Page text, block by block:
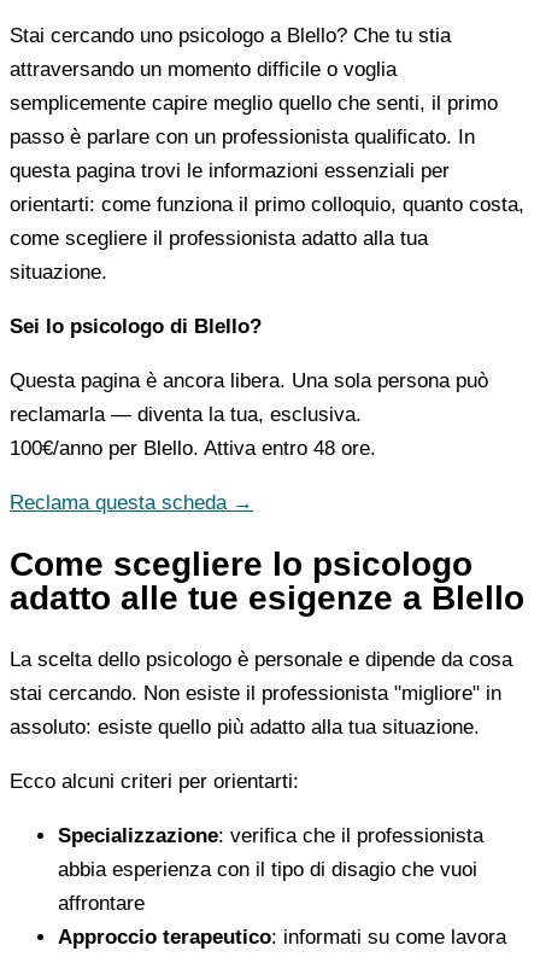
Stai cercando uno psicologo a Blello? Che tu stia
attraversando un momento difficile o voglia
semplicemente capire meglio quello che senti, il primo
passo è parlare con un professionista qualificato. In
questa pagina trovi le informazioni essenziali per
orientarti: come funziona il primo colloquio, quanto costa,
come scegliere il professionista adatto alla tua
situazione.
Sei lo psicologo di Blello?
Questa pagina è ancora libera. Una sola persona può
reclamarla — diventa la tua, esclusiva.
100€/anno per Blello. Attiva entro 48 ore.
Reclama questa scheda →
Come scegliere lo psicologo
adatto alle tue esigenze a Blello
La scelta dello psicologo è personale e dipende da cosa
stai cercando. Non esiste il professionista "migliore" in
assoluto: esiste quello più adatto alla tua situazione.
Ecco alcuni criteri per orientarti:
Specializzazione: verifica che il professionista
abbia esperienza con il tipo di disagio che vuoi
affrontare
Approccio terapeutico: informati su come lavora